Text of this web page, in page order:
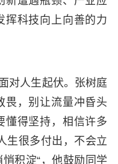
挥科技向上向善的力
对人生起伏。张树庭
畏，别让流量冲昏头
懂得坚持，相信许多
生很多付出，不会立
积淀“，他鼓励同学